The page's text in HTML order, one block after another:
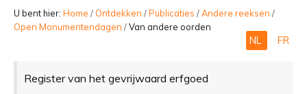
BELEVEN
zoeken...
U bent hier: Home / Ontdekken /Publicaties /Andere reeksen /
Open Monumentendagen /Van andere oorden
NL FR
Register van het gevrijwaard erfgoed